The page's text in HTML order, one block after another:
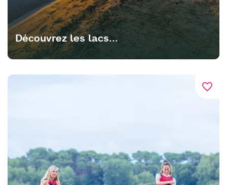
Découvrez les lacs...
favorite_border